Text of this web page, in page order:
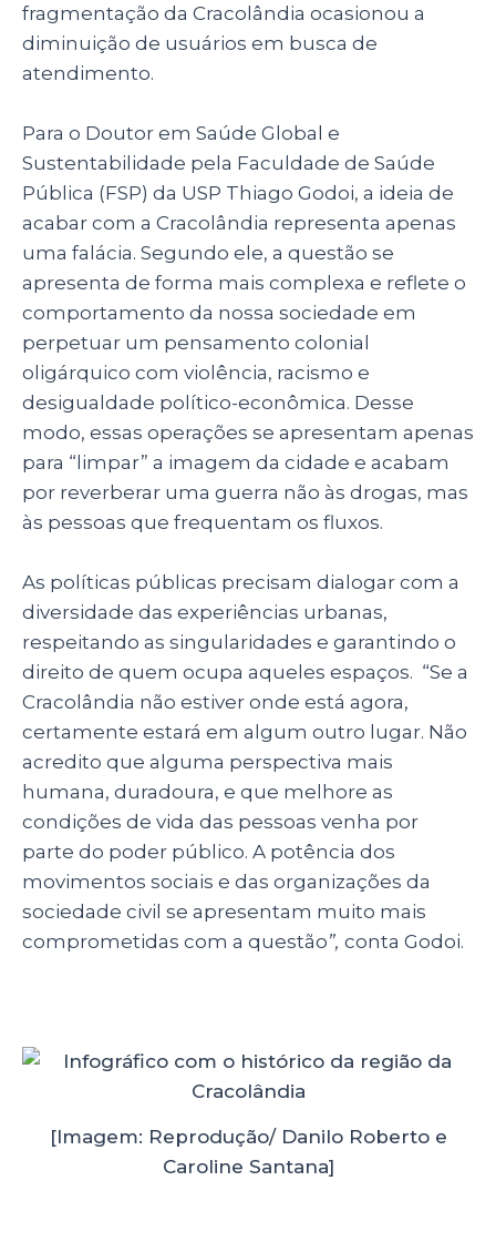
fragmentação da Cracolândia ocasionou a
diminuição de usuários em busca de
atendimento.
Para o Doutor em Saúde Global e
Sustentabilidade pela Faculdade de Saúde
Pública (FSP) da USP Thiago Godoi, a ideia de
acabar com a Cracolândia representa apenas
uma falácia. Segundo ele, a questão se
apresenta de forma mais complexa e reflete o
comportamento da nossa sociedade em
perpetuar um pensamento colonial
oligárquico com violência, racismo e
desigualdade político-econômica. Desse
modo, essas operações se apresentam apenas
para “limpar” a imagem da cidade e acabam
por reverberar uma guerra não às drogas, mas
às pessoas que frequentam os fluxos.
As políticas públicas precisam dialogar com a
diversidade das experiências urbanas,
respeitando as singularidades e garantindo o
direito de quem ocupa aqueles espaços. “Se a
Cracolândia não estiver onde está agora,
certamente estará em algum outro lugar. Não
acredito que alguma perspectiva mais
humana, duradoura, e que melhore as
condições de vida das pessoas venha por
parte do poder público. A potência dos
movimentos sociais e das organizações da
sociedade civil se apresentam muito mais
comprometidas com a questão”, conta Godoi.
[Imagem: Reprodução/ Danilo Roberto e
Caroline Santana]